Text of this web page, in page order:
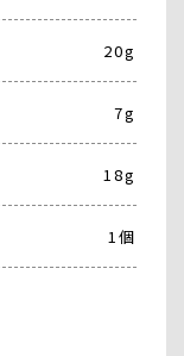
20g
7g
18g
1個